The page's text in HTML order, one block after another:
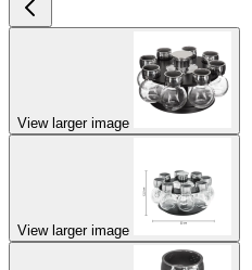
View larger image
View larger image